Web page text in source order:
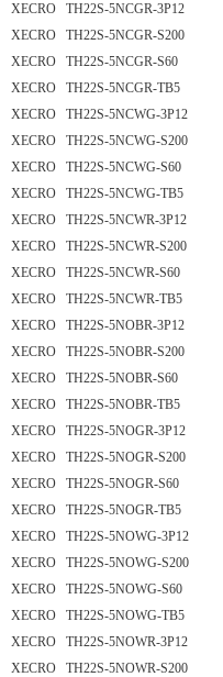
XECRO TH22S-5NCGR-3P12
XECRO TH22S-5NCGR-S200
XECRO TH22S-5NCGR-S60
XECRO TH22S-5NCGR-TB5
XECRO TH22S-5NCWG-3P12
XECRO TH22S-5NCWG-S200
XECRO TH22S-5NCWG-S60
XECRO TH22S-5NCWG-TB5
XECRO TH22S-5NCWR-3P12
XECRO TH22S-5NCWR-S200
XECRO TH22S-5NCWR-S60
XECRO TH22S-5NCWR-TB5
XECRO TH22S-5NOBR-3P12
XECRO TH22S-5NOBR-S200
XECRO TH22S-5NOBR-S60
XECRO TH22S-5NOBR-TB5
XECRO TH22S-5NOGR-3P12
XECRO TH22S-5NOGR-S200
XECRO TH22S-5NOGR-S60
XECRO TH22S-5NOGR-TB5
XECRO TH22S-5NOWG-3P12
XECRO TH22S-5NOWG-S200
XECRO TH22S-5NOWG-S60
XECRO TH22S-5NOWG-TB5
XECRO TH22S-5NOWR-3P12
XECRO TH22S-5NOWR-S200